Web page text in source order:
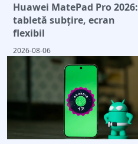
Huawei MatePad Pro 2026:
tabletă subțire, ecran
flexibil
2026-08-06